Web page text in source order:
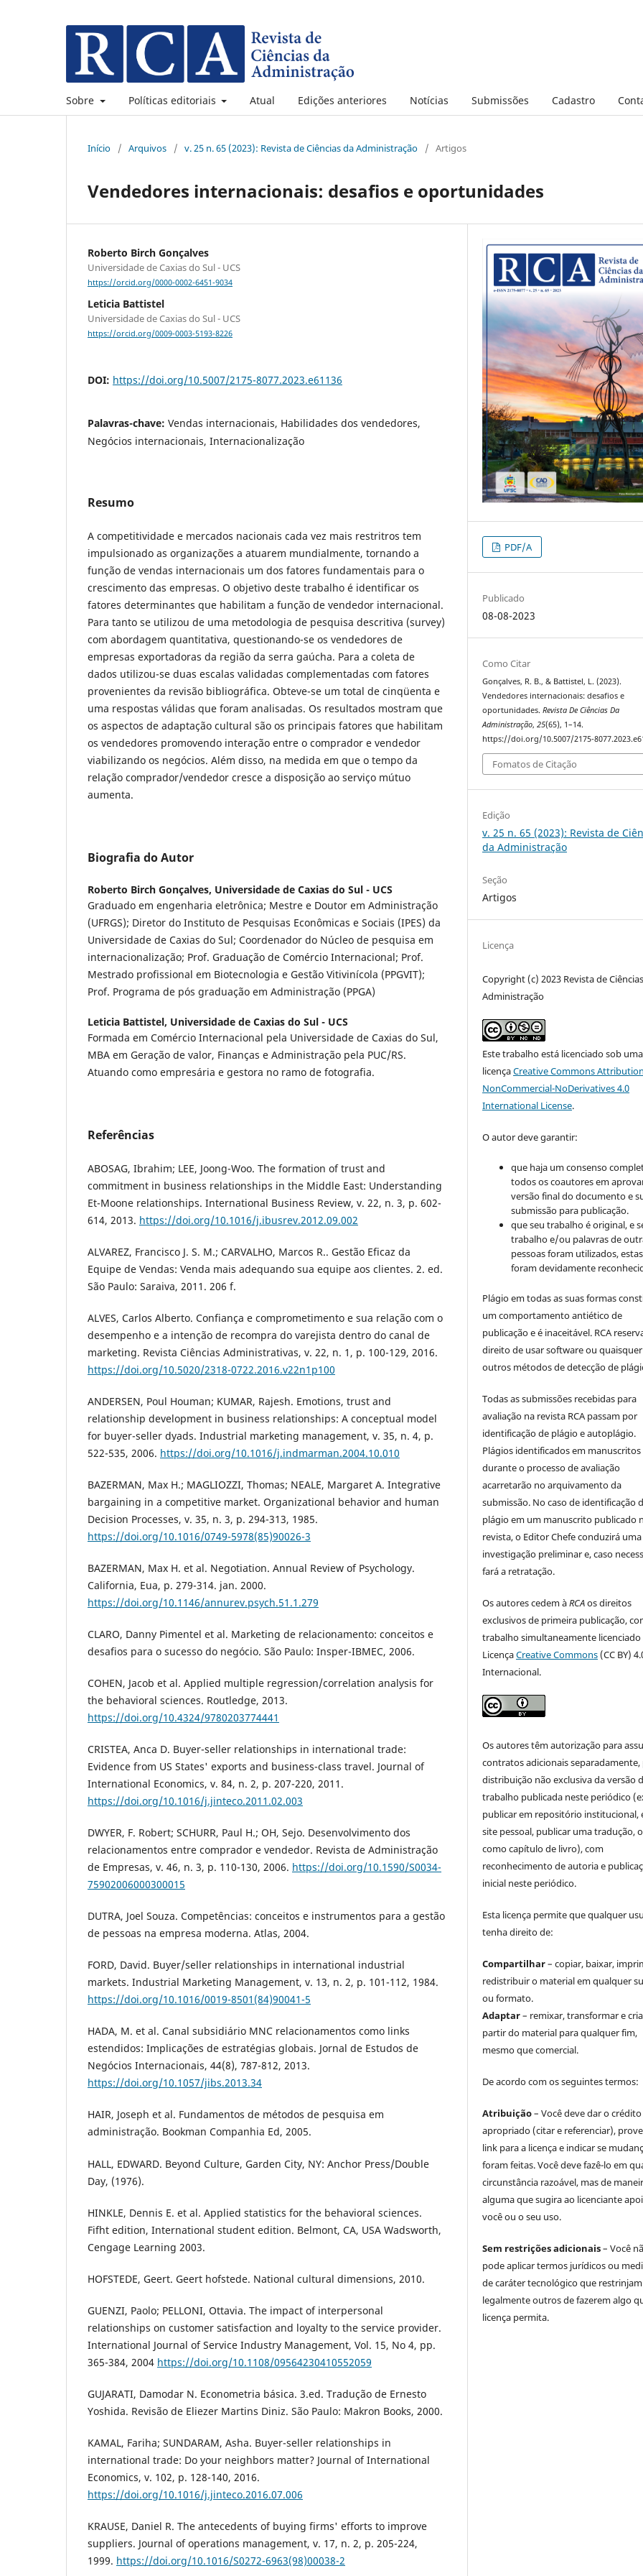
Sobre Políticas editoriais Atual Edições anteriores Notícias Submissões Cadastro
Início / Arquivos / v. 25 n. 65 (2023): Revista de Ciências da Administração / Artigos
Vendedores internacionais: desafios e oportunidades
Roberto Birch Gonçalves
Universidade de Caxias do Sul - UCS
https://orcid.org/0000-0002-6451-9034
Leticia Battistel
Universidade de Caxias do Sul - UCS
https://orcid.org/0009-0003-5193-8226
DOI: https://doi.org/10.5007/2175-8077.2023.e61136
Palavras-chave: Vendas internacionais, Habilidades dos vendedores,
Negócios internacionais, Internacionalização
Resumo
A competitividade e mercados nacionais cada vez mais restritros tem
impulsionado as organizações a atuarem mundialmente, tornando a
função de vendas internacionais um dos fatores fundamentais para o
crescimento das empresas. O objetivo deste trabalho é identificar os
fatores determinantes que habilitam a função de vendedor internacional.
Para tanto se utilizou de uma metodologia de pesquisa descritiva (survey)
com abordagem quantitativa, questionando-se os vendedores de
empresas exportadoras da região da serra gaúcha. Para a coleta de
dados utilizou-se duas escalas validadas complementadas com fatores
provenientes da revisão bibliográfica. Obteve-se um total de cinqüenta e
uma respostas válidas que foram analisadas. Os resultados mostram que
os aspectos de adaptação cultural são os principais fatores que habilitam
os vendedores promovendo interação entre o comprador e vendedor
viabilizando os negócios. Além disso, na medida em que o tempo da
relação comprador/vendedor cresce a disposição ao serviço mútuo
aumenta.
Biografia do Autor
Roberto Birch Gonçalves, Universidade de Caxias do Sul - UCS
Graduado em engenharia eletrônica; Mestre e Doutor em Administração
(UFRGS); Diretor do Instituto de Pesquisas Econômicas e Sociais (IPES) da
Universidade de Caxias do Sul; Coordenador do Núcleo de pesquisa em
internacionalização; Prof. Graduação de Comércio Internacional; Prof.
Mestrado profissional em Biotecnologia e Gestão Vitivinícola (PPGVIT);
Prof. Programa de pós graduação em Administração (PPGA)
Leticia Battistel, Universidade de Caxias do Sul - UCS
Formada em Comércio Internacional pela Universidade de Caxias do Sul,
MBA em Geração de valor, Finanças e Administração pela PUC/RS.
Atuando como empresária e gestora no ramo de fotografia.
Referências
ABOSAG, Ibrahim; LEE, Joong-Woo. The formation of trust and
commitment in business relationships in the Middle East: Understanding
Et-Moone relationships. International Business Review, v. 22, n. 3, p. 602-
614, 2013. https://doi.org/10.1016/j.ibusrev.2012.09.002
ALVAREZ, Francisco J. S. M.; CARVALHO, Marcos R.. Gestão Eficaz da
Equipe de Vendas: Venda mais adequando sua equipe aos clientes. 2. ed.
São Paulo: Saraiva, 2011. 206 f.
ALVES, Carlos Alberto. Confiança e comprometimento e sua relação com o
desempenho e a intenção de recompra do varejista dentro do canal de
marketing. Revista Ciências Administrativas, v. 22, n. 1, p. 100-129, 2016.
https://doi.org/10.5020/2318-0722.2016.v22n1p100
ANDERSEN, Poul Houman; KUMAR, Rajesh. Emotions, trust and
relationship development in business relationships: A conceptual model
for buyer-seller dyads. Industrial marketing management, v. 35, n. 4, p.
522-535, 2006. https://doi.org/10.1016/j.indmarman.2004.10.010
BAZERMAN, Max H.; MAGLIOZZI, Thomas; NEALE, Margaret A. Integrative
bargaining in a competitive market. Organizational behavior and human
Decision Processes, v. 35, n. 3, p. 294-313, 1985.
https://doi.org/10.1016/0749-5978(85)90026-3
BAZERMAN, Max H. et al. Negotiation. Annual Review of Psychology.
California, Eua, p. 279-314. jan. 2000.
https://doi.org/10.1146/annurev.psych.51.1.279
CLARO, Danny Pimentel et al. Marketing de relacionamento: conceitos e
desafios para o sucesso do negócio. São Paulo: Insper-IBMEC, 2006.
COHEN, Jacob et al. Applied multiple regression/correlation analysis for
the behavioral sciences. Routledge, 2013.
https://doi.org/10.4324/9780203774441
CRISTEA, Anca D. Buyer-seller relationships in international trade:
Evidence from US States' exports and business-class travel. Journal of
International Economics, v. 84, n. 2, p. 207-220, 2011.
https://doi.org/10.1016/j.jinteco.2011.02.003
DWYER, F. Robert; SCHURR, Paul H.; OH, Sejo. Desenvolvimento dos
relacionamentos entre comprador e vendedor. Revista de Administração
de Empresas, v. 46, n. 3, p. 110-130, 2006. https://doi.org/10.1590/S0034-
75902006000300015
DUTRA, Joel Souza. Competências: conceitos e instrumentos para a gestão
de pessoas na empresa moderna. Atlas, 2004.
FORD, David. Buyer/seller relationships in international industrial
markets. Industrial Marketing Management, v. 13, n. 2, p. 101-112, 1984.
https://doi.org/10.1016/0019-8501(84)90041-5
HADA, M. et al. Canal subsidiário MNC relacionamentos como links
estendidos: Implicações de estratégias globais. Jornal de Estudos de
Negócios Internacionais, 44(8), 787-812, 2013.
https://doi.org/10.1057/jibs.2013.34
HAIR, Joseph et al. Fundamentos de métodos de pesquisa em
administração. Bookman Companhia Ed, 2005.
HALL, EDWARD. Beyond Culture, Garden City, NY: Anchor Press/Double
Day, (1976).
HINKLE, Dennis E. et al. Applied statistics for the behavioral sciences.
Fifht edition, International student edition. Belmont, CA, USA Wadsworth,
Cengage Learning 2003.
HOFSTEDE, Geert. Geert hofstede. National cultural dimensions, 2010.
GUENZI, Paolo; PELLONI, Ottavia. The impact of interpersonal
relationships on customer satisfaction and loyalty to the service provider.
International Journal of Service Industry Management, Vol. 15, No 4, pp.
365-384, 2004 https://doi.org/10.1108/09564230410552059
GUJARATI, Damodar N. Econometria básica. 3.ed. Tradução de Ernesto
Yoshida. Revisão de Eliezer Martins Diniz. São Paulo: Makron Books, 2000.
KAMAL, Fariha; SUNDARAM, Asha. Buyer-seller relationships in
international trade: Do your neighbors matter? Journal of International
Economics, v. 102, p. 128-140, 2016.
https://doi.org/10.1016/j.jinteco.2016.07.006
KRAUSE, Daniel R. The antecedents of buying firms' efforts to improve
suppliers. Journal of operations management, v. 17, n. 2, p. 205-224,
1999. https://doi.org/10.1016/S0272-6963(98)00038-2
PDF/A
Publicado
08-08-2023
Como Citar
Gonçalves, R. B., & Battistel, L. (2023).
Vendedores internacionais: desafios e
oportunidades.Revista De Ciências Da
Administração,25(65), 1–14.
https://doi.org/10.5007/2175-
Fomatos de Citação
Edição
v. 25 n. 65 (2023): Revista de
da Administração
Seção
Artigos
Licença
Copyright (c) 2023 Revista de
Administração
Este trabalho está licenciado sob uma
licençaCreative Commons
NonCommercial-NoDerivatives 4.0
International License.
O autor deve garantir:
que haja um consenso
todos os coautores em
versão final do documento e
submissão para publicação.
que seu trabalho é original, e
trabalho e/ou palavras de
pessoas foram utilizados, estas
foram devidamente
Plágio em todas as suas formas
um comportamento antiético de
publicação e é inaceitável. RCA
direito de usar software ou quaisquer
outros métodos de detecção de
Todas as submissões recebidas para
avaliação na revista RCA passam por
identificação de plágio e autoplágio.
Plágios identificados em manuscritos
durante o processo de avaliação
acarretarão no arquivamento da
submissão. No caso de identificação
plágio em um manuscrito publicado
revista, o Editor Chefe conduzirá uma
investigação preliminar e, caso
fará a retratação.
Os autores cedem àRCAos direitos
exclusivos de primeira publicação,
trabalho simultaneamente licenciado
LicençaCreative Commons (CC BY)
Internacional.
Os autores têm autorização para
contratos adicionais separadamente,
distribuição não exclusiva da versão
trabalho publicada neste periódico
publicar em repositório institucional,
site pessoal, publicar uma tradução,
como capítulo de livro), com
reconhecimento de autoria e
inicial neste periódico.
Esta licença permite que qualquer
tenha direito de:
Compartilhar– copiar, baixar,
redistribuir o material em qualquer
ou formato.
Adaptar– remixar, transformar e
partir do material para qualquer fim,
mesmo que comercial.
De acordo com os seguintes termos:
Atribuição– Você deve dar o crédito
apropriado (citar e referenciar),
link para a licença e indicar se
foram feitas. Você deve fazê-lo em
circunstância razoável, mas de
alguma que sugira ao licenciante
você ou o seu uso.
Sem restrições adicionais– Você
pode aplicar termos jurídicos ou
de caráter tecnológico que restrinjam
legalmente outros de fazerem algo
licença permita.